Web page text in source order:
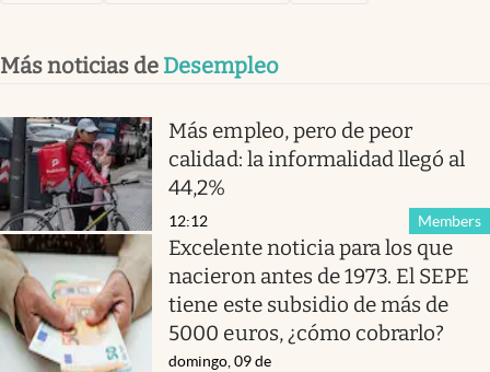
Más noticias de Desempleo
Más empleo, pero de peor
calidad: la informalidad llegó al
44,2%
Members
12:12
Excelente noticia para los que
nacieron antes de 1973. El SEPE
tiene este subsidio de más de
5000 euros, ¿cómo cobrarlo?
domingo, 09 de